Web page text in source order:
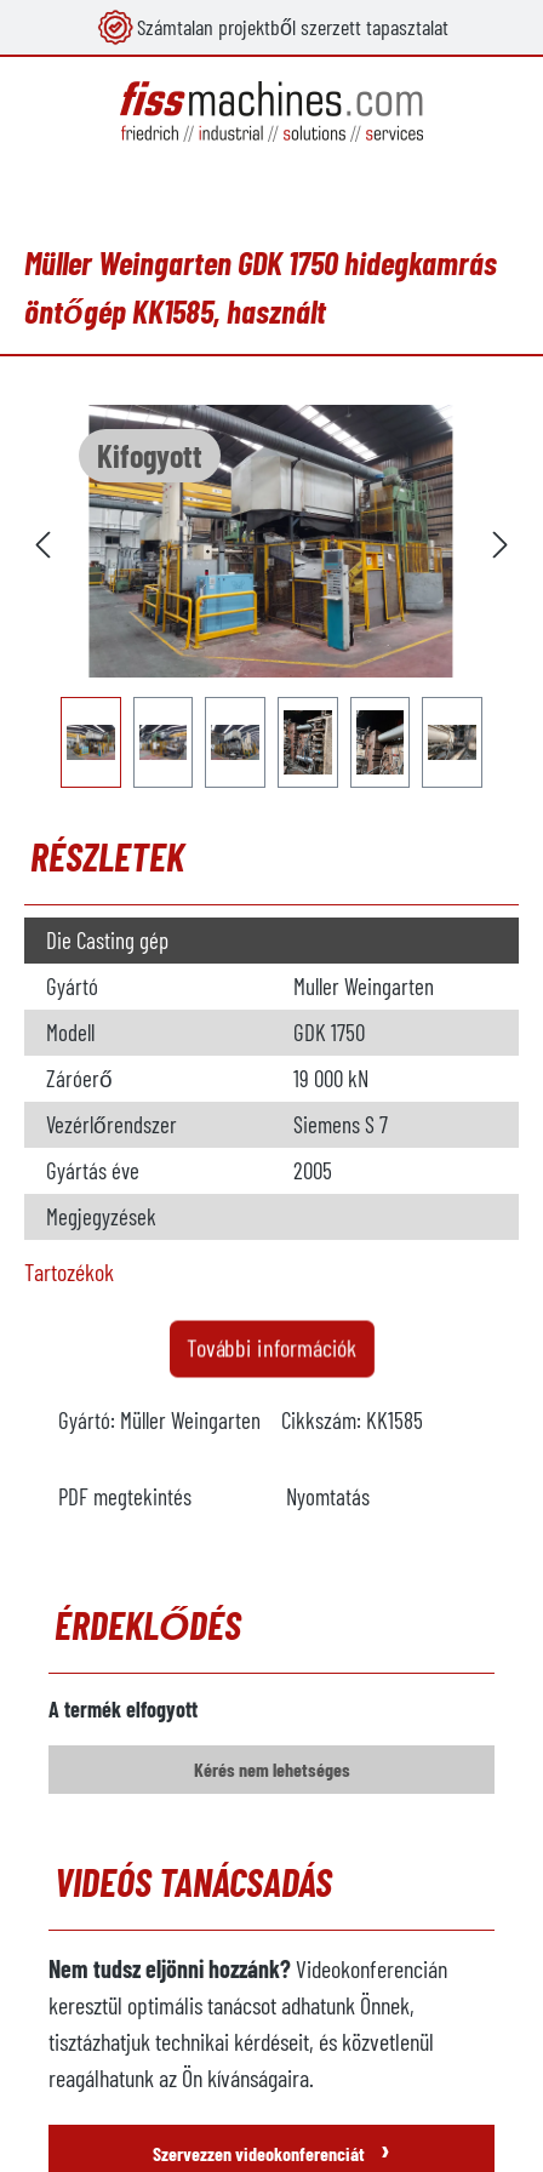
Számtalan projektből szerzett tapasztalat
Müller Weingarten GDK 1750 hidegkamrás
öntőgép KK1585, használt
Kifogyott
Képgaléria kihagyása
RÉSZLETEK
Die Casting gép
Gyártó
Muller Weingarten
Modell
GDK 1750
Záróerő
19 000 kN
Vezérlőrendszer
Siemens S 7
Gyártás éve
2005
Megjegyzések
Tartozékok
elérhető
Modell
W 2300 S ProDos
Év
2005
Fém rakodó
Gyártó
Modell
Gyártó
FANUC
Modell
R-2000i A 210F
Év
2005
Öntödei robot
elérhető
Gyártó
FANUC
Modell
R-2000i 165F
Vezérlőrendszer
További információk
Gyártó: Müller Weingarten Cikkszám: KK1585
PDF megtekintés Nyomtatás
ÉRDEKLŐDÉS
A termék elfogyott
Kérés nem lehetséges
VIDEÓS TANÁCSADÁS
Nem tudsz eljönni hozzánk?Videokonferencián
keresztül optimális tanácsot adhatunk Önnek,
tisztázhatjuk technikai kérdéseit, és közvetlenül
reagálhatunk az Ön kívánságaira.
Szervezzen videokonferenciát ›